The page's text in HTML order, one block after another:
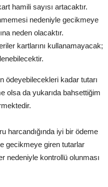
hamili sayısı artacaktır.
nedeniyle gecikmeye
neden olacaktır.
kartlarını kullanamayacak;
ödeyebilecekleri kadar tutarı
olsa da yukarıda bahsettiğim
harcandığında iyi bir ödeme
gecikmeye giren tutarlar
nedeniyle kontrollü olunması